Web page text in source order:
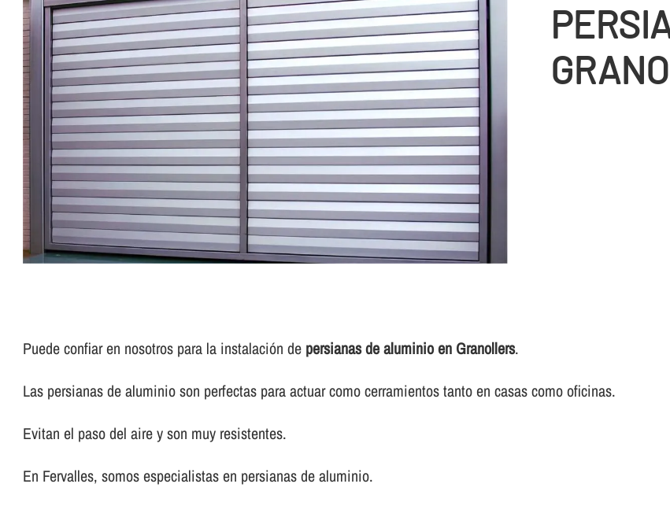
Puede confiar en nosotros para la instalación de persianas de aluminio en Granollers.
Las persianas de aluminio son perfectas para actuar como cerramientos tanto en casas como oficinas.
Evitan el paso del aire y son muy resistentes.
En Fervalles, somos especialistas en persianas de aluminio.